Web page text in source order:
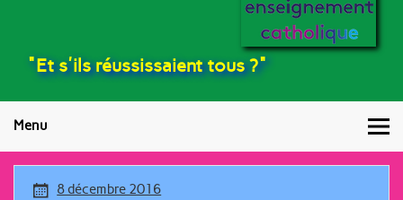
"Et s'ils réussissaient tous ?"
Menu
8 décembre 2016